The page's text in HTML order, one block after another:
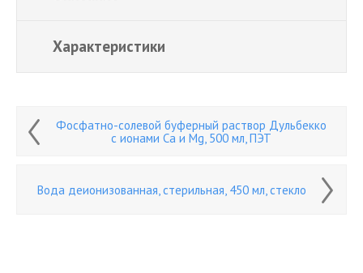
Характеристики
Фосфатно-солевой буферный раствор Дульбекко
с ионами Ca и Mg, 500 мл, ПЭТ
Вода деионизованная, стерильная, 450 мл, стекло